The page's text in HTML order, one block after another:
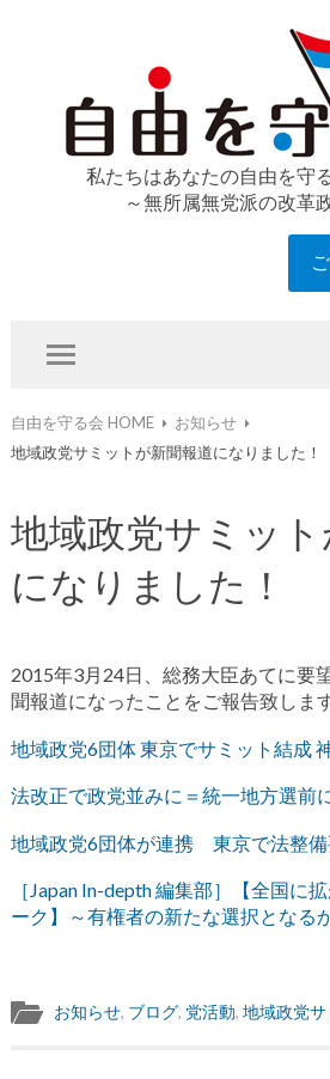
私たちはあなたの自由を守
～無所属無党派の改革
自由を守る会 HOME
お知らせ
地域政党サミットが新聞報道になりました！
地域政党サミッ
になりました！
2015年3月24日、総務大臣あてに要
聞報道になったことをご報告致します
地域政党6団体 東京でサミット結成
法改正で政党並みに＝統一地方選前
地域政党6団体が連携 東京で法整
［Japan In-depth 編集部］【全国に
ーク】～有権者の新たな選択となる
お知らせ, ブログ, 党活動, 地域政党サ